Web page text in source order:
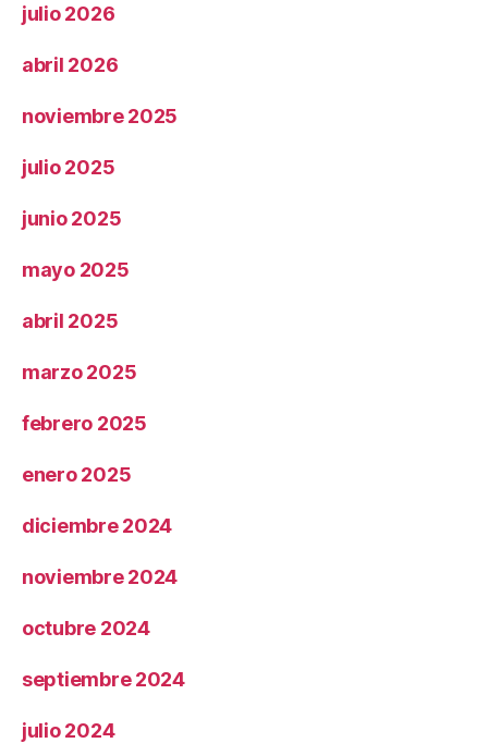
julio 2026
abril 2026
noviembre 2025
julio 2025
junio 2025
mayo 2025
abril 2025
marzo 2025
febrero 2025
enero 2025
diciembre 2024
noviembre 2024
octubre 2024
septiembre 2024
julio 2024